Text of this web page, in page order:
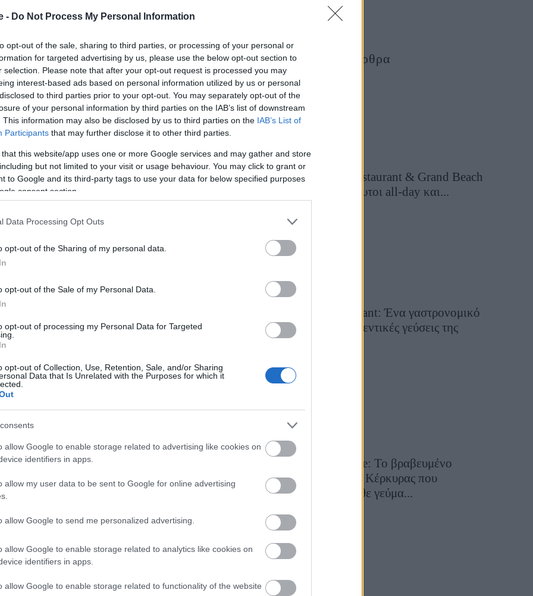
- Do Not Process My Personal Information
opt-out of the sale, sharing to third parties, or processing of your personal or
for targeted advertising by us, please use the below opt-out section to
selection. Please note that after your opt-out request is processed you may
interest-based ads based on personal information utilized by us or personal
to third parties prior to your opt-out. You may separately opt-out of the
of your personal information by third parties on the IAB’s list of downstream
This information may also be disclosed by us to third parties on the IAB’s List of
Participants that may further disclose it to other third parties.
that this website/app uses one or more Google services and may gather and store
but not limited to your visit or usage behaviour. You may click to grant or
to Google and its third-party tags to use your data for below specified purposes
consent section.
Data Processing Opt Outs
opt-out of the Sharing of my personal data.
opt-out of the Sale of my Personal Data.
opt-out of processing my Personal Data for Targeted
opt-out of Collection, Use, Retention, Sale, and/or Sharing
Data that Is Unrelated with the Purposes for which it
allow Google to enable storage related to advertising like cookies on
identifiers in apps.
allow my user data to be sent to Google for online advertising
allow Google to send me personalized advertising.
allow Google to enable storage related to analytics like cookies on
identifiers in apps.
allow Google to enable storage related to functionality of the website
έσπασε το ιστορικό ρεκόρ του Boeing
ανταγωνισμού
-
την παράδοση του μοντέλου A320neo εν μία
εμπόδιο μόλις χθες, όταν η οικογένεια
το τζετ με τις περισσότερες παραδόσεις στην
σε 12.260 από τότε που η σειρά A320 τέθηκε σε
αξιολόγησης από την βρετανική εταιρεία
Τελευταία Άρθρα
Grand Asia Restaurant & Grand Beach
Club: Οι απόλυτοι all-day και...
Tsapis Restaurant: Ένα γαστρονομικό
ταξίδι στις αυθεντικές γεύσεις της
Σίφνου!
Toula’s Seaside: Το βραβευμένο
εστιατόριο της Κέρκυρας που
μετατρέπει κάθε γεύμα...